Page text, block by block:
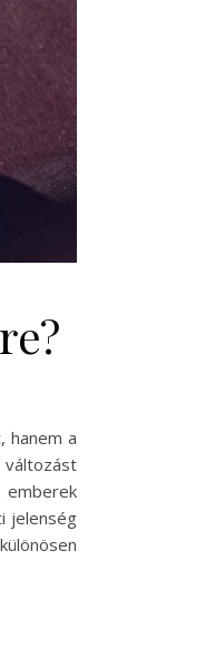
hanem a
változást
emberek
jelenség